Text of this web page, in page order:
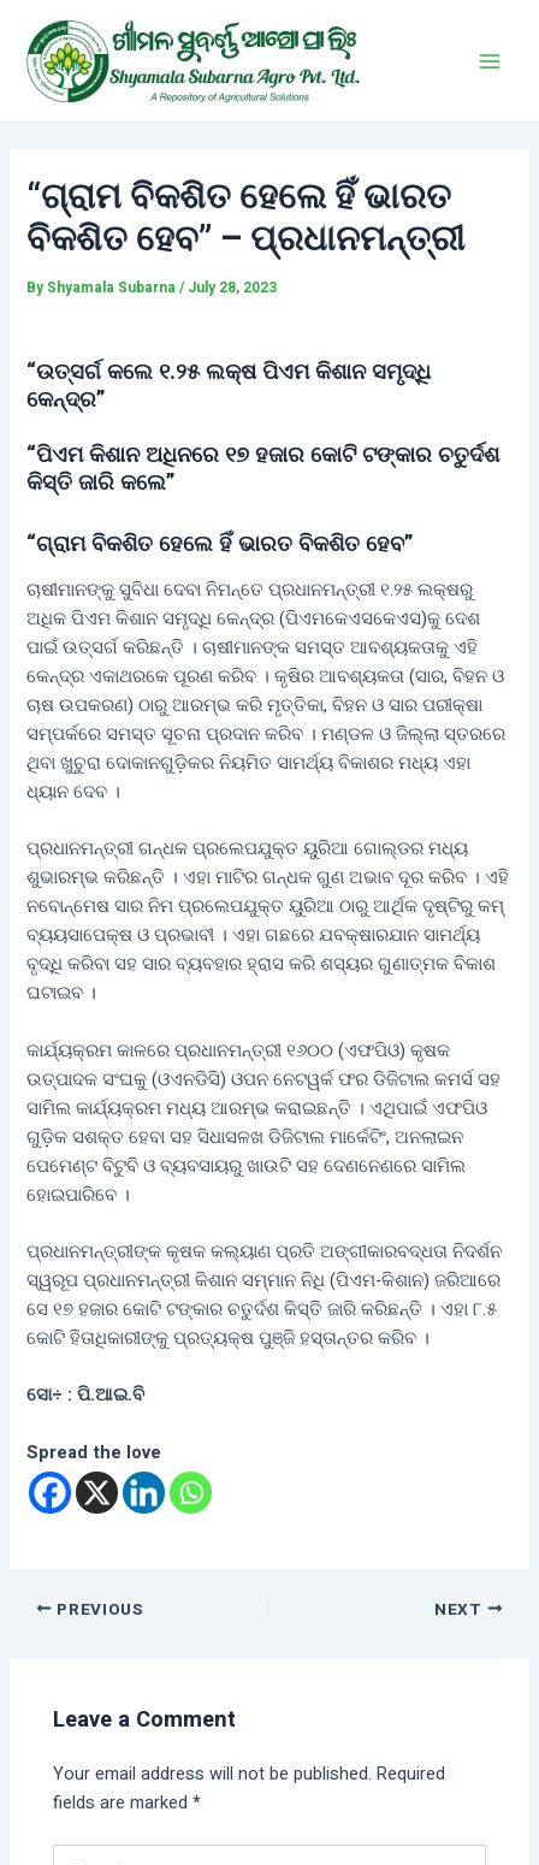
content
“ଗ୍ରାମ ବିକଶିତ ହେଲେ ହିଁ ଭାରତ
ବିକଶିତ ହେବ” – ପ୍ରଧାନମନ୍ତ୍ରୀ
By Shyamala Subarna/ July 28, 2023
“ଉତ୍ସର୍ଗ କଲେ ୧.୨୫ ଲକ୍ଷ ପିଏମ କିଶାନ ସମୃଦ୍ଧି
କେନ୍ଦ୍ର”
“ପିଏମ କିଶାନ ଅଧିନରେ ୧୭ ହଜାର କୋଟି ଟଙ୍କାର ଚତୁର୍ଦଶ
କିସ୍ତି ଜାରି କଲେ”
“ଗ୍ରାମ ବିକଶିତ ହେଲେ ହିଁ ଭାରତ ବିକଶିତ ହେବ”
ଚାଷୀମାନଙ୍କୁ ସୁବିଧା ଦେବା ନିମନ୍ତେ ପ୍ରଧାନମନ୍ତ୍ରୀ ୧.୨୫ ଲକ୍ଷରୁ
ଅଧିକ ପିଏମ କିଶାନ ସମୃଦ୍ଧି କେନ୍ଦ୍ର (ପିଏମକେଏସକେଏସ)କୁ ଦେଶ
ପାଇଁ ଉତ୍ସର୍ଗ କରିଛନ୍ତି । ଚାଷୀମାନଙ୍କ ସମସ୍ତ ଆବଶ୍ୟକତାକୁ ଏହି
କେନ୍ଦ୍ର ଏକାଥରକେ ପୂରଣ କରିବ । କୃଷିର ଆବଶ୍ୟକତା (ସାର, ବିହନ ଓ
ଚାଷ ଉପକରଣ) ଠାରୁ ଆରମ୍ଭ କରି ମୃତ୍ତିକା, ବିହନ ଓ ସାର ପରୀକ୍ଷା
ସମ୍ପର୍କରେ ସମସ୍ତ ସୂଚନା ପ୍ରଦାନ କରିବ । ମଣ୍ଡଳ ଓ ଜିଲ୍ଲା ସ୍ତରରେ
ଥିବା ଖୁଚୁରା ଦୋକାନଗୁଡ଼ିକର ନିୟମିତ ସାମର୍ଥ୍ୟ ବିକାଶର ମଧ୍ୟ ଏହା
ଧ୍ୟାନ ଦେବ ।
ପ୍ରଧାନମନ୍ତ୍ରୀ ଗନ୍ଧକ ପ୍ରଲେପଯୁକ୍ତ ୟୁରିଆ ଗୋଲ୍ଡର ମଧ୍ୟ
ଶୁଭାରମ୍ଭ କରିଛନ୍ତି । ଏହା ମାଟିର ଗନ୍ଧକ ଗୁଣ ଅଭାବ ଦୂର କରିବ । ଏହି
ନବୋନ୍ମେଷ ସାର ନିମ ପ୍ରଲେପଯୁକ୍ତ ୟୁରିଆ ଠାରୁ ଆର୍ଥିକ ଦୃଷ୍ଟିରୁ କମ୍
ବ୍ୟୟସାପେକ୍ଷ ଓ ପ୍ରଭାବୀ । ଏହା ଗଛରେ ଯବକ୍ଷାରଯାନ ସାମର୍ଥ୍ୟ
ବୃଦ୍ଧି କରିବା ସହ ସାର ବ୍ୟବହାର ହ୍ରାସ କରି ଶସ୍ୟର ଗୁଣାତ୍ମକ ବିକାଶ
ଘଟାଇବ ।
କାର୍ଯ୍ୟକ୍ରମ କାଳରେ ପ୍ରଧାନମନ୍ତ୍ରୀ ୧୬୦୦ (ଏଫପିଓ) କୃଷକ
ଉତ୍ପାଦକ ସଂଘକୁ (ଓଏନଡିସି) ଓପନ ନେଟୱର୍କ ଫର ଡିଜିଟାଲ କମର୍ସ ସହ
ସାମିଲ କାର୍ଯ୍ୟକ୍ରମ ମଧ୍ୟ ଆରମ୍ଭ କରାଇଛନ୍ତି । ଏଥିପାଇଁ ଏଫପିଓ
ଗୁଡ଼ିକ ସଶକ୍ତ ହେବା ସହ ସିଧାସଳଖ ଡିଜିଟାଲ ମାର୍କେଟିଂ, ଅନଲାଇନ
ପେମେଣ୍ଟ ବିଟୁବି ଓ ବ୍ୟବସାୟରୁ ଖାଉଟି ସହ ଦେଣନେଣରେ ସାମିଲ
ହୋଇପାରିବେ ।
ପ୍ରଧାନମନ୍ତ୍ରୀଙ୍କ କୃଷକ କଲ୍ୟାଣ ପ୍ରତି ଅଙ୍ଗୀକାରବଦ୍ଧତା ନିଦର୍ଶନ
ସ୍ୱରୂପ ପ୍ରଧାନମନ୍ତ୍ରୀ କିଶାନ ସମ୍ମାନ ନିଧି (ପିଏମ-କିଶାନ) ଜରିଆରେ
ସେ ୧୭ ହଜାର କୋଟି ଟଙ୍କାର ଚତୁର୍ଦଶ କିସ୍ତି ଜାରି କରିଛନ୍ତି । ଏହା ୮.୫
କୋଟି ହିତାଧିକାରୀଙ୍କୁ ପ୍ରତ୍ୟକ୍ଷ ପୁଞ୍ଜି ହସ୍ତାନ୍ତର କରିବ ।
ସୋ÷ : ପି.ଆଇ.ବି
Spread the love
navigation
PREVIOUS NEXT
Leave a Comment
Your email address will not be published. Required
fields are marked*